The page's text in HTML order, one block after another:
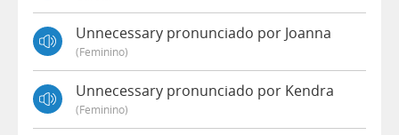
Unnecessary pronunciado por Joanna
(feminino)
Unnecessary pronunciado por Kendra
(feminino)